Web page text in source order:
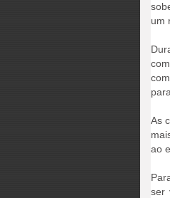
um
As
ao
ser